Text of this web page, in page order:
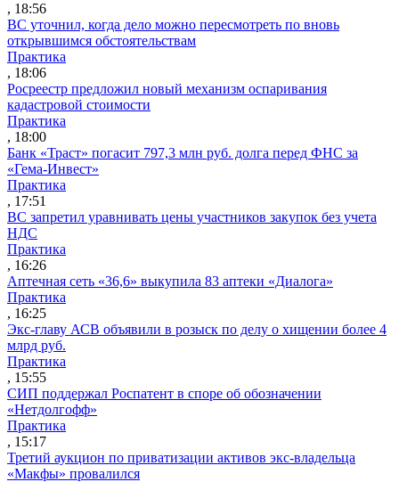
, 18:56
ВС уточнил, когда дело можно пересмотреть по вновь
открывшимся обстоятельствам
Практика
, 18:06
Росреестр предложил новый механизм оспаривания
кадастровой стоимости
Практика
, 18:00
Банк «Траст» погасит 797,3 млн руб. долга перед ФНС за
«Гема-Инвест»
Практика
, 17:51
ВС запретил уравнивать цены участников закупок без учета
НДС
Практика
, 16:26
Аптечная сеть «36,6» выкупила 83 аптеки «Диалога»
Практика
, 16:25
Экс-главу АСВ объявили в розыск по делу о хищении более 4
млрд руб.
Практика
, 15:55
СИП поддержал Роспатент в споре об обозначении
«Нетдолгофф»
Практика
, 15:17
Третий аукцион по приватизации активов экс-владельца
«Макфы» провалился